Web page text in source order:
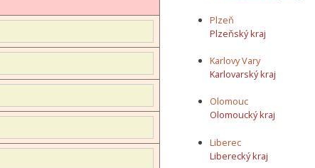
Plzeň
Plzeňský kraj
Karlovy Vary
Karlovarský kraj
Olomouc
Olomoucký kraj
Liberec
Liberecký kraj